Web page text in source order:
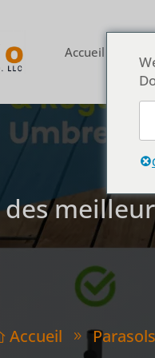
Accueil
Accueil 9